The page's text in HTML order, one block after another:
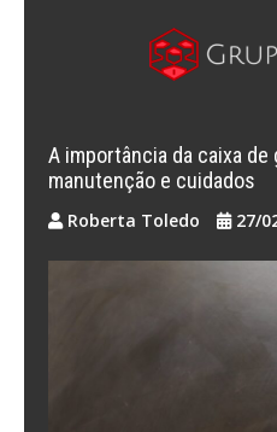
A importância da caixa de
manutenção e cuidados
Roberta Toledo 27/